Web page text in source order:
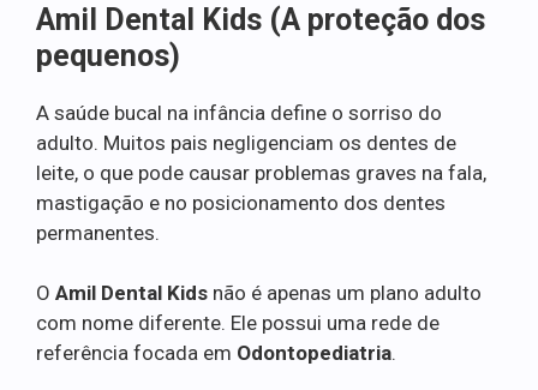
Amil Dental Kids (A proteção dos
pequenos)
A saúde bucal na infância define o sorriso do
adulto. Muitos pais negligenciam os dentes de
leite, o que pode causar problemas graves na fala,
mastigação e no posicionamento dos dentes
permanentes.
O Amil Dental Kids não é apenas um plano adulto
com nome diferente. Ele possui uma rede de
referência focada em Odontopediatria.